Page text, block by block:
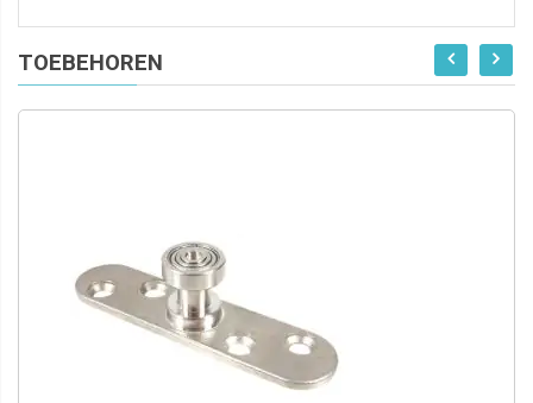
TOEBEHOREN